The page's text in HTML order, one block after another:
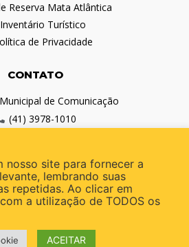
Reserva Mata Atlântica
Inventário Turístico
de Privacidade
CONTATO
de Comunicação
(41) 3978-1010
SOCIAIS
nosso site para fornecer a
lembrando suas
repetidas. Ao clicar em
a utilização de TODOS os
ACEITAR